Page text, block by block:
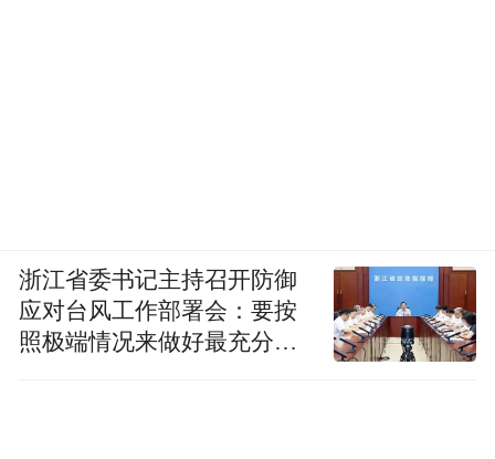
浙江省委书记主持召开防御
应对台风工作部署会：要按
照极端情况来做好最充分的